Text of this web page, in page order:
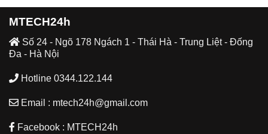
MTECH24h
Số 24 - Ngõ 178 Ngách 1 - Thái Hà - Trung Liệt - Đống
Đa - Hà Nội
Hotline 0344.122.144
Email : mtech24h@gmail.com
Facebook : MTECH24h